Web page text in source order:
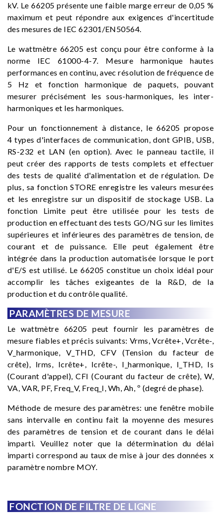
kV. Le 66205 présente une faible marge erreur de 0,05 %
maximum et peut répondre aux exigences d'incertitude
des mesures de IEC 62301/EN50564.
Le wattmètre 66205 est conçu pour être conforme à la
norme IEC 61000-4-7. Mesure harmonique hautes
performances en continu, avec résolution de fréquence de
5 Hz et fonction harmonique de paquets, pouvant
mesurer précisément les sous-harmoniques, les inter-
harmoniques et les harmoniques.
Pour un fonctionnement à distance, le 66205 propose
4 types d'interfaces de communication, dont GPIB, USB,
RS-232 et LAN (en option). Avec le panneau tactile, il
peut créer des rapports de tests complets et effectuer
des tests de qualité d'alimentation et de régulation. De
plus, sa fonction STORE enregistre les valeurs mesurées
et les enregistre sur un dispositif de stockage USB. La
fonction Limite peut être utilisée pour les tests de
production en effectuant des tests GO/NG sur les limites
supérieures et inférieures des paramètres de tension, de
courant et de puissance. Elle peut également être
intégrée dans la production automatisée lorsque le port
d'E/S est utilisé. Le 66205 constitue un choix idéal pour
accomplir les tâches exigeantes de la R&D, de la
production et du contrôle qualité.
PARAMÈTRES DE MESURE
Le wattmètre 66205 peut fournir les paramètres de
mesure fiables et précis suivants: Vrms, Vcrête+, Vcrête-,
V_harmonique, V_THD, CFV (Tension du facteur de
crête), Irms, Icrête+, Icrête-, I_harmonique, I_THD, Is
(Courant d'appel), CFI (Courant du facteur de crête), W,
VA, VAR, PF, Freq_V, Freq_I, Wh, Ah, º (degré de phase).
Méthode de mesure des paramètres: une fenêtre mobile
sans intervalle en continu fait la moyenne des mesures
des paramètres de tension et de courant dans le délai
imparti. Veuillez noter que la détermination du délai
imparti correspond au taux de mise à jour des données x
paramètre nombre MOY.
FONCTION DE FILTRE DE LIGNE